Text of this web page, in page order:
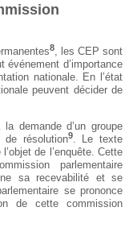
8
, les CEP sont
événement d’importance
nationale. En l’état
peuvent décider de
demande d’un groupe
de résolution9. Le texte
de l’enquête. Cette
parlementaire
sa recevabilité et se
se prononce
de cette commission